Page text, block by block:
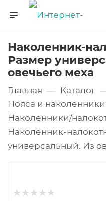
Наколенник-
Размер
овечьего меха
Главная — Каталог
Пояса и наколенники
Наколенники/
Наколенник-
универсальный. Из